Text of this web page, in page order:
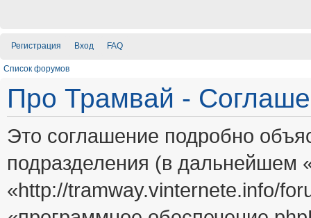
Регистрация Вход FAQ
Список форумов
Про Трамвай -
Это соглашение подробно
подразделения (в
«http://tramway.vinternete.info/